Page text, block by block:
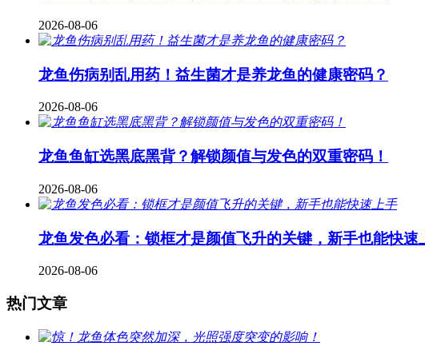
2026-08-06
龙鱼伤病别乱用药！益生菌才是养龙鱼的健康密码？
2026-08-06
龙鱼鱼缸选黑底黑背？解锁颜值与发色的双重密码！
2026-08-06
龙鱼发色必看：锁框才是颜值飞升的关键，新手也能快速
2026-08-06
热门文章